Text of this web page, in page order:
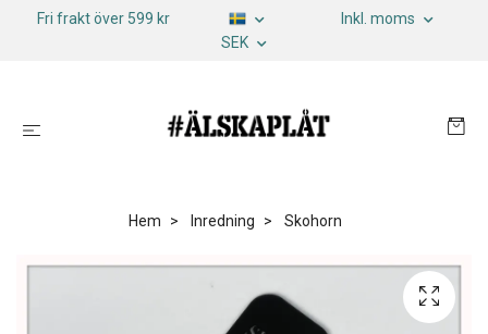
Fri frakt över 599 kr
Inkl. moms
SEK
Hem Inredning Skohorn